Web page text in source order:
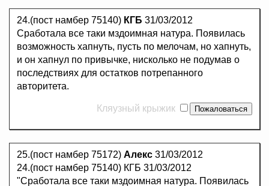
24.(пост намбер 75140) КГБ 31/03/2012
Сработала все таки мздоимная натура. Появилась
возможность хапнуть, пусть по мелочам, но хапнуть,
и он хапнул по привычке, нисколько не подумав о
последствиях для остатков потрепанного
авторитета.
Кляузный крыжик
25.(пост намбер 75172) Алекс 31/03/2012
24.(пост намбер 75140) КГБ 31/03/2012
"Сработала все таки мздоимная натура. Появилась